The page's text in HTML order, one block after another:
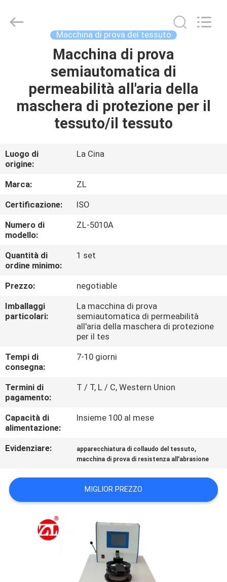
PRODOTTI
CIRCA
NOI
GIRO
DELLA
FABBRICA
CONTROLLO
DI
QUALITÀ
CONTATTICI
NOTIZIE
RICHIEDA
UNA
CITAZIONE
SHOW
SITEMAP
Instrument
Technology
Macchina di prova del tessuto
Macchina di prova
semiautomatica di
permeabilità all'aria della
maschera di protezione per il
tessuto/il tessuto
Luogo di
origine:
La Cina
Marca:
ZL
Certificazione:
ISO
Numero di
modello:
ZL-5010A
Quantità di
ordine minimo:
1 set
Prezzo:
negotiable
Imballaggi
particolari:
La macchina di prova
semiautomatica di permeabilità
all'aria della maschera di protezione
per il tes
Tempi di
consegna:
7-10 giorni
Termini di
pagamento:
T / T, L / C, Western Union
Capacità di
alimentazione:
Insieme 100 al mese
Evidenziare: apparecchiatura di collaudo del tessuto,
macchina di prova di resistenza all'abrasione
MIGLIOR PREZZO